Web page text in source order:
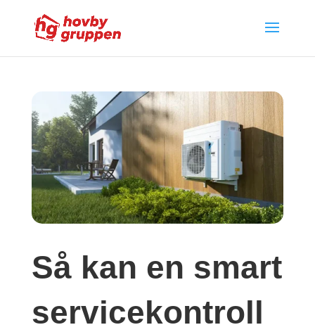
Så kan en smart
servicekontroll